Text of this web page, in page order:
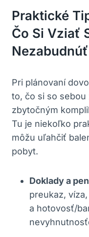
Praktické
Čo Si Vziať
Nezabudnúť
Pri plánovaní
to, čo si so
zbytočným
Tu je niekoľko
môžu uľahčiť
pobyt.
Doklady a
preukaz,
a hotovosť/